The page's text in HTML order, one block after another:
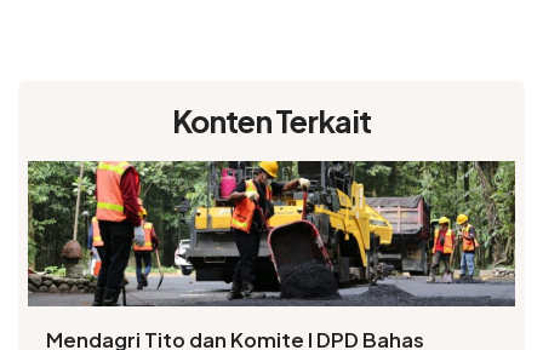
Konten Terkait
Mendagri Tito dan Komite I DPD Bahas